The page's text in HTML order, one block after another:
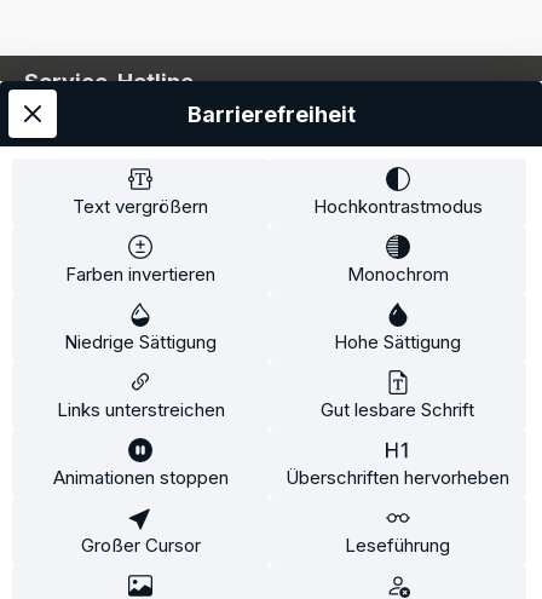
Service-Hotline
Service
Information
* Alle Preise inkl. gesetzl. Mehrwertsteuer zzgl.
und ggf. Nachnahmegebühren, wenn
Text vergrößern Hochkontrastmodus
Farben invertieren Monochrom
Niedrige Sättigung Hohe Sättigung
Links unterstreichen Gut lesbare Schrift
Animationen stoppen Überschriften hervorheben
Großer Cursor Leseführung
Barrierefreiheit
Diese Website verwendet Cookies, um eine bestmögliche
Erfahrung bieten zu können.
Mehr Informationen ...
Nur technisch notwendige